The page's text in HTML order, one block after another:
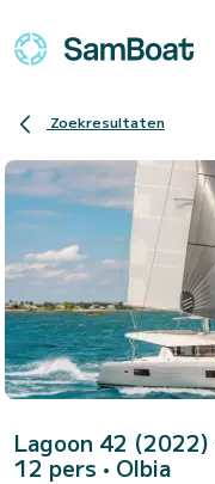
Zoekresultaten
Lagoon 42 (2022)
12 pers • Olbia